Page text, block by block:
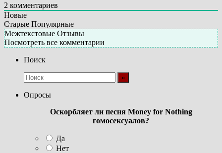
2 комментариев
Новые
Старые Популярные
Межтекстовые Отзывы
Посмотреть все комментарии
Поиск
Опросы
Оскорбляет ли песня Money for Nothing
гомосексуалов?
Да
Нет